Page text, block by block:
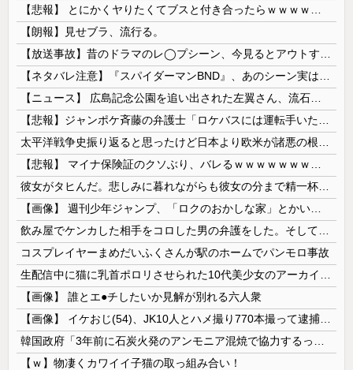
【朗報】見せブラ、流行る。
コスプレイヤーまめだいふくさんが駅のホームでパンモロ事故
【画像】 誰とエ●チしたいか見解が別れる六人衆
【ｗ】物凄くカワイイ子猫の取っ組み合い！